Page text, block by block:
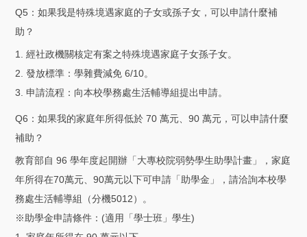
Q5：如果我是特殊境遇家庭的子女或孫子女，可以申請什麼補
助？
1. 經社政機關核定有案之特殊境遇家庭子女孫子女。
2. 發放標準：學雜費減免 6/10。
3. 申請流程：向本校學務處生活輔導組提出申請。
Q6：如果我的家庭年所得低於 70 萬元、90 萬元，可以申請什麼
補助？
教育部自 96 學年度起開辦「大專校院弱勢學生助學計畫」，家庭
年所得在70萬元、90萬元以下可申請「助學金」，請洽詢本校學
務處生活輔導組（分機5012）。
※助學金申請條件：(適用「學士班」學生)